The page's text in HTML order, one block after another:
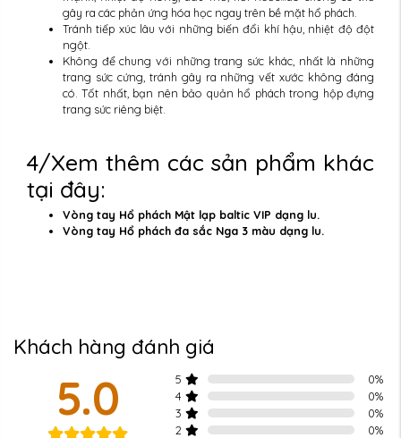
gây ra các phản ứng hóa học ngay trên bề mặt hổ phách.
Tránh tiếp xúc lâu với những biến đổi khí hậu, nhiệt độ đột
ngột.
Không để chung với những trang sức khác, nhất là những
trang sức cứng, tránh gây ra những vết xước không đáng
có. Tốt nhất, bạn nên bảo quản hổ phách trong hộp đựng
trang sức riêng biệt.
4/Xem thêm các sản phẩm khác
tại đây:
Vòng tay Hổ phách Mật lạp baltic VIP dạng lu.
Vòng tay Hổ phách đa sắc Nga 3 màu dạng lu.
Khách hàng đánh giá
5.0 5 0%
4
0%
3
0%
2
0%